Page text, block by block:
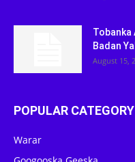
Tobanka
Badan
August 15,
POPULAR CATEGORY
Warar